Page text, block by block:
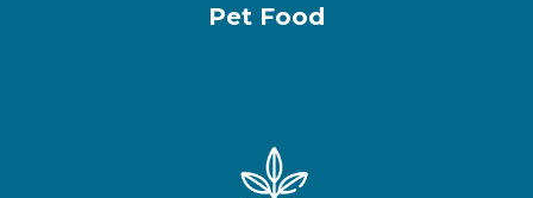
Pet Food